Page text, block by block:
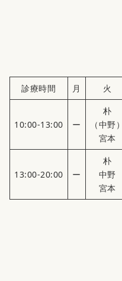
診療時間 月 火
10:00-13:00 ー
朴
（中野）
宮本
13:00-20:00 ー
朴
中野
宮本